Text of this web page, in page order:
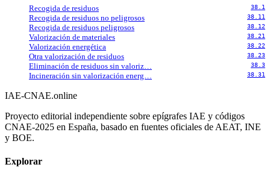
Recogida de residuos 38.1
Recogida de residuos no peligrosos 38.11
Recogida de residuos peligrosos 38.12
Valorización de materiales 38.21
Valorización energética 38.22
Otra valorización de residuos 38.23
Eliminación de residuos sin valoriz… 38.3
Incineración sin valorización energ… 38.31
IAE-CNAE.online
Proyecto editorial independiente sobre epígrafes IAE y códigos
CNAE-2025 en España, basado en fuentes oficiales de AEAT, INE
y BOE.
Explorar